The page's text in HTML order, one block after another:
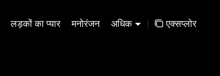
लड़कों का प्यार मनोरंजन अधिक | एक्सप्लोर